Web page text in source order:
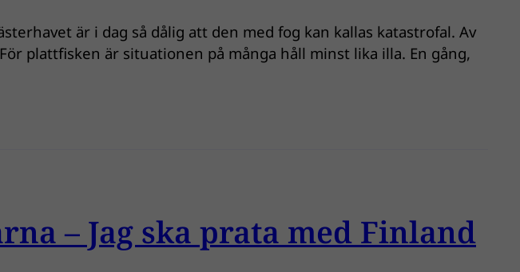
är i dag så dålig att den med fog kan kallas katastrofal. Av
plattfisken är situationen på många håll minst lika illa. En gång,
– Jag ska prata med Finland